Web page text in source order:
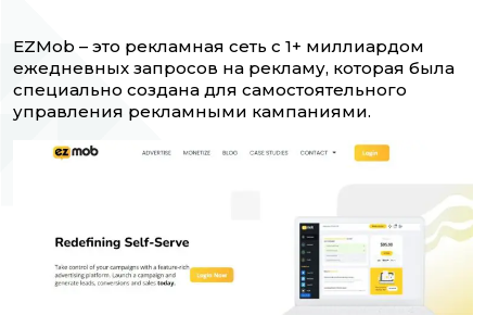
EZMob – это рекламная сеть с 1+ миллиардом
ежедневных запросов на рекламу, которая была
специально создана для самостоятельного
управления рекламными кампаниями.